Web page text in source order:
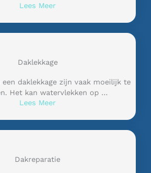
Lees Meer
Daklekkage
een daklekkage zijn vaak moeilijk te
Het kan watervlekken op …
Lees Meer
Dakreparatie